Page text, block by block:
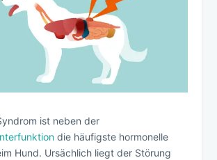
ist neben der
die häufigste hormonelle
Hund. Ursächlich liegt der Störung